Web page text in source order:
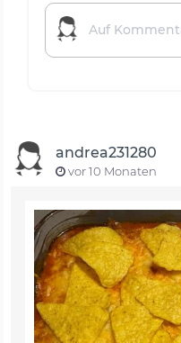
andrea231280
vor 10 Monaten